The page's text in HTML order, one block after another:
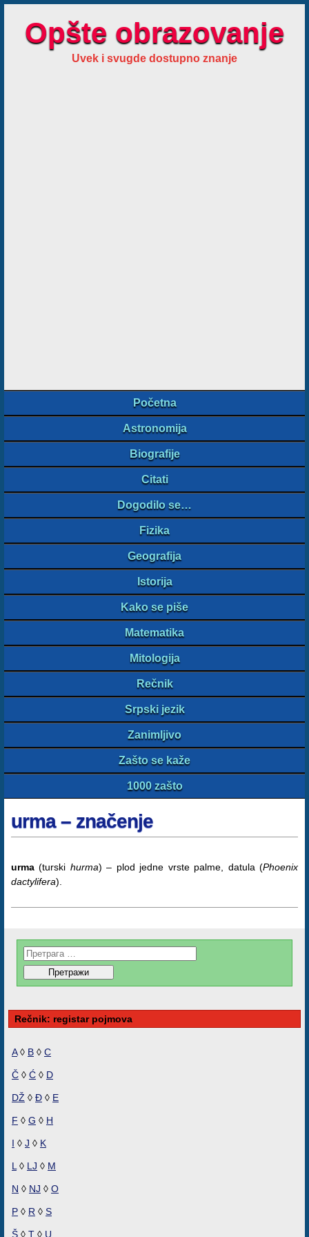
Opšte obrazovanje
Uvek i svugde dostupno znanje
Početna
Astronomija
Biografije
Citati
Dogodilo se…
Fizika
Geografija
Istorija
Kako se piše
Matematika
Mitologija
Rečnik
Srpski jezik
Zanimljivo
Zašto se kaže
1000 zašto
urma – značenje
urma (turski hurma) – plod jedne vrste palme, datula (Phoenix
dactylifera).
Rečnik: registar pojmova
A◊ B ◊ C
Č ◊ Ć ◊ D
DŽ ◊ Đ ◊ E
F ◊ G ◊ H
I ◊ J ◊ K
L ◊ LJ ◊ M
N ◊ NJ ◊ O
P ◊ R ◊ S
Š ◊ T ◊ U